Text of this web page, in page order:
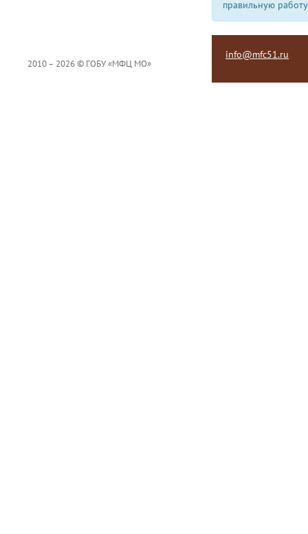
правильную
2010 – 2026 © ГОБУ «МФЦ МО»
info@mfc51.ru